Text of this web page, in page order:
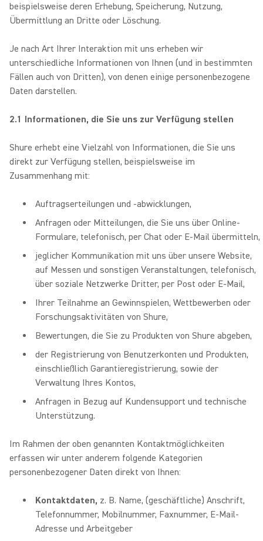
beispielsweise deren Erhebung, Speicherung, Nutzung,
Übermittlung an Dritte oder Löschung.
Je nach Art Ihrer Interaktion mit uns erheben wir
unterschiedliche Informationen von Ihnen (und in bestimmten
Fällen auch von Dritten), von denen einige personenbezogene
Daten darstellen.
2.1 Informationen, die Sie uns zur Verfügung stellen
Shure erhebt eine Vielzahl von Informationen, die Sie uns
direkt zur Verfügung stellen, beispielsweise im
Zusammenhang mit:
Auftragserteilungen und -abwicklungen,
Anfragen oder Mitteilungen, die Sie uns über Online-
Formulare, telefonisch, per Chat oder E-Mail übermitteln,
jeglicher Kommunikation mit uns über unsere Website,
auf Messen und sonstigen Veranstaltungen, telefonisch,
über soziale Netzwerke Dritter, per Post oder E-Mail,
Ihrer Teilnahme an Gewinnspielen, Wettbewerben oder
Forschungsaktivitäten von Shure,
Bewertungen, die Sie zu Produkten von Shure abgeben,
der Registrierung von Benutzerkonten und Produkten,
einschließlich Garantieregistrierung, sowie der
Verwaltung Ihres Kontos,
Anfragen in Bezug auf Kundensupport und technische
Unterstützung.
Im Rahmen der oben genannten Kontaktmöglichkeiten
erfassen wir unter anderem folgende Kategorien
personenbezogener Daten direkt von Ihnen:
Kontaktdaten, z. B. Name, (geschäftliche) Anschrift,
Telefonnummer, Mobilnummer, Faxnummer, E-Mail-
Adresse und Arbeitgeber